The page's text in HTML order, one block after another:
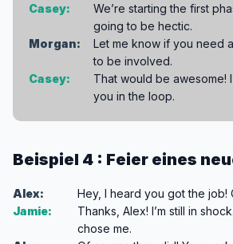
Casey:
We’re starting the first
going to be hectic.
Morgan:
Let me know if you need
to be involved.
Casey:
That would be awesome!
you in the loop.
Beispiel 4 : Feier eines
Alex:
Hey, I heard you got the job!
Jamie:
Thanks, Alex! I’m still in
chose me.